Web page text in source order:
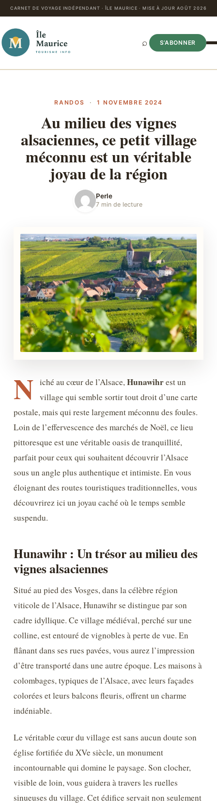
CARNET DE VOYAGE INDÉPENDANT · ÎLE MAURICE · MISE À JOUR AOÛT 2026
⌕ S’ABONNER
RANDOS · 1 NOVEMBRE 2024
Au milieu des vignes
alsaciennes, ce petit village
méconnu est un véritable
joyau de la région
Perle
7 min de lecture
N iché au cœur de l’Alsace,Hunawihrest un
village qui semble sortir tout droit d’une carte
postale, mais qui reste largement méconnu des foules.
Loin de l’effervescence des marchés de Noël, ce lieu
pittoresque est une véritable oasis de tranquillité,
parfait pour ceux qui souhaitent découvrir l’Alsace
sous un angle plus authentique et intimiste. En vous
éloignant des routes touristiques traditionnelles, vous
découvrirez ici un joyau caché où le temps semble
suspendu.
Hunawihr : Un trésor au milieu des
vignes alsaciennes
Situé au pied des Vosges, dans la célèbre région
viticole de l’Alsace, Hunawihr se distingue par son
cadre idyllique. Ce village médiéval, perché sur une
colline, est entouré de vignobles à perte de vue. En
flânant dans ses rues pavées, vous aurez l’impression
d’être transporté dans une autre époque. Les maisons à
colombages, typiques de l’Alsace, avec leurs façades
colorées et leurs balcons fleuris, offrent un charme
indéniable.
Le véritable cœur du village est sans aucun doute son
église fortifiée du XVe siècle, un monument
incontournable qui domine le paysage. Son clocher,
visible de loin, vous guidera à travers les ruelles
sinueuses du village. Cet édifice servait non seulement